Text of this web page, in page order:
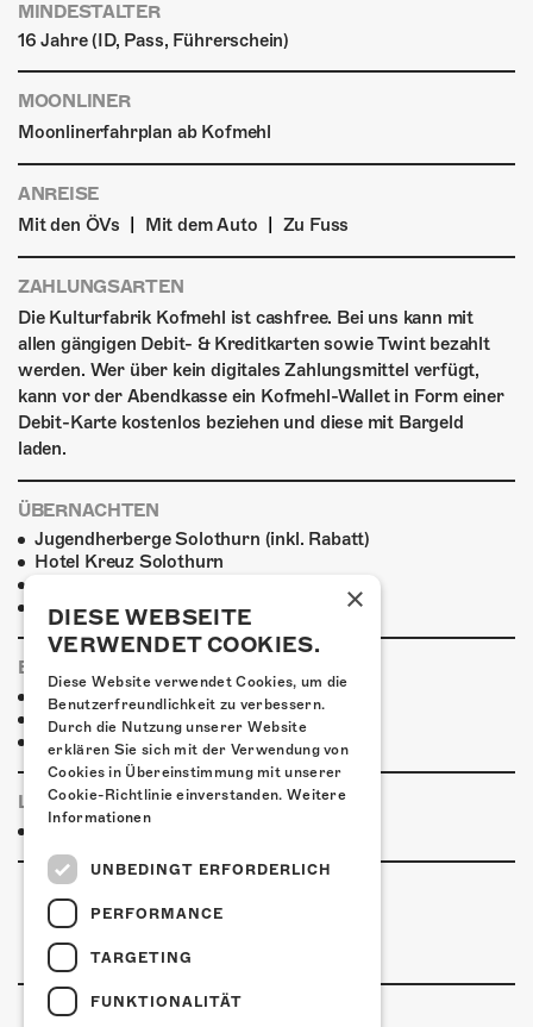
MINDESTALTER
16 Jahre (ID, Pass, Führerschein)
MOONLINER
Moonlinerfahrplan ab Kofmehl
ANREISE
Mit den ÖVs
Mit dem Auto Zu Fuss
ZAHLUNGSARTEN
Die Kulturfabrik Kofmehl ist cashfree. Bei uns kann mit
allen gängigen Debit- & Kreditkarten sowie Twint bezahlt
werden. Wer über kein digitales Zahlungsmittel verfügt,
kann vor der Abendkasse ein Kofmehl-Wallet in Form einer
Debit-Karte kostenlos beziehen und diese mit Bargeld
laden.
ÜBERNACHTEN
Jugendherberge Solothurn (inkl. Rabatt)
Hotel Kreuz Solothurn
Weitere Unterkünfte
ESSENSTIPPS
Pier 11
Restaurant Kreuz
Pittaria
LINKS & PARTNER
×
DIESE WEBSEITE
VERWENDET COOKIES.
Diese Website verwendet Cookies, um die
Benutzerfreundlichkeit zu verbessern.
Durch die Nutzung unserer Website
erklären Sie sich mit der Verwendung von
Cookies in Übereinstimmung mit unserer
Cookie-Richtlinie einverstanden. Weitere
Informationen
UNBEDINGT ERFORDERLICH
PERFORMANCE
TARGETING
FUNKTIONALITÄT